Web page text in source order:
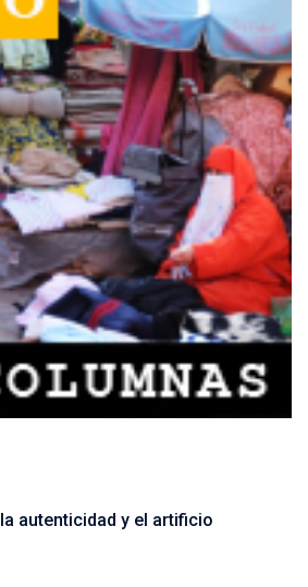
autenticidad y el artificio